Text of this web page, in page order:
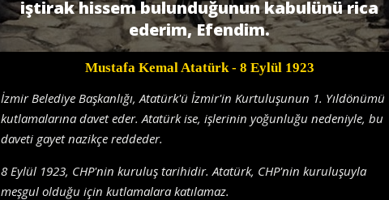
iştirak hissem bulunduğunun kabulünü rica
ederim, Efendim.
Mustafa Kemal Atatürk- 8 Eylül 1923
İzmir Belediye Başkanlığı, Atatürk'ü İzmir'in Kurtuluşunun 1. Yıldönümü
kutlamalarına davet eder. Atatürk ise, işlerinin yoğunluğu nedeniyle, bu
daveti gayet nazikçe reddeder.
8 Eylül 1923, CHP'nin kuruluş tarihidir. Atatürk, CHP'nin kuruluşuyla
meşgul olduğu için kutlamalara katılamaz.